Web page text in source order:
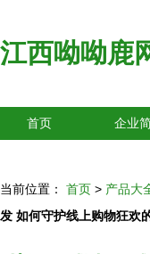
江西呦呦鹿
首页 企业
当前位置： 首页 > 产品大
发 如何守护线上购物狂欢